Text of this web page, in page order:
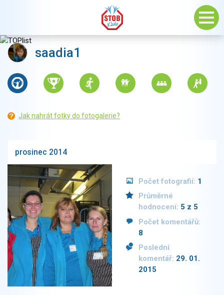
saadia1
Jak nahrát fotky do fotogalerie?
prosinec 2014
Počet fotografií: 1
Průměrné
hodnocení: 5 z 5
Počet komentářů:
8
Poslední
komentář: 29. 01.
2015